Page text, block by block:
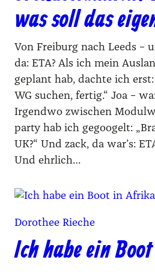
was soll das
Von Freiburg nach Leeds –
da: ETA? Als ich mein
geplant hab, dach­te ich erst:
WG suchen, fer­tig.“ Joa –
Irgend­wo zwi­schen
par­ty hab ich gegoo­gelt:
UK?“ Und zack, da war’s:
Und ehr­lich…
Dorothee Rieche
Ich habe ein